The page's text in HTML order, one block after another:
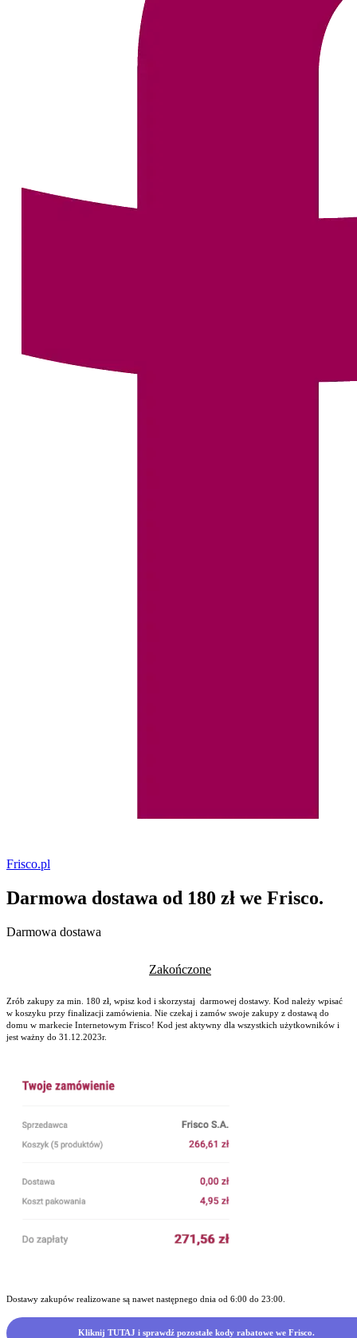
Frisco.pl
Darmowa dostawa od 180 zł we Frisco.
Darmowa dostawa
Zakończone
Zrób zakupy za min. 180 zł, wpisz kod i skorzystaj darmowej dostawy. Kod należy wpisać
w koszyku przy finalizacji zamówienia. Nie czekaj i zamów swoje zakupy z dostawą do
domu w markecie Internetowym Frisco! Kod jest aktywny dla wszystkich użytkowników i
jest ważny do 31.12.2023r.
Dostawy zakupów realizowane są nawet następnego dnia od 6:00 do 23:00.
Kliknij TUTAJ i sprawdź pozostałe kody rabatowe we Frisco.